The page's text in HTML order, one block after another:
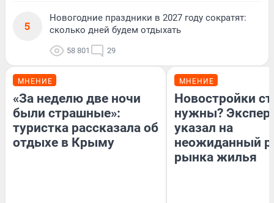
5
Новогодние праздники в 2027 году сократят:
сколько дней будем отдыхать
58 801 29
МНЕНИЕ
«За неделю две ночи
были страшные»:
туристка рассказала об
отдыхе в Крыму
МНЕНИЕ
Новостройки
нужны?
указал на
неожиданный
рынка жилья